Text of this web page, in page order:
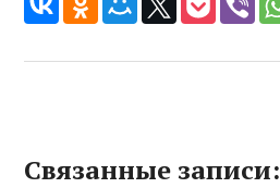
Связанные записи: